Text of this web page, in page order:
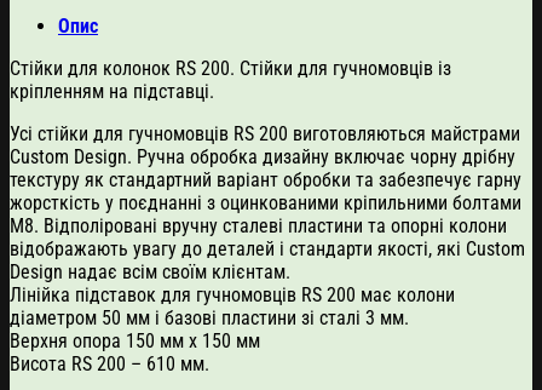
Опис
Стійки для колонок RS 200. Стійки для гучномовців із
кріпленням на підставці.
Усі стійки для гучномовців RS 200 виготовляються майстрами
Custom Design. Ручна обробка дизайну включає чорну дрібну
текстуру як стандартний варіант обробки та забезпечує гарну
жорсткість у поєднанні з оцинкованими кріпильними болтами
M8. Відполіровані вручну сталеві пластини та опорні колони
відображають увагу до деталей і стандарти якості, які Custom
Design надає всім своїм клієнтам.
Лінійка підставок для гучномовців RS 200 має колони
діаметром 50 мм і базові пластини зі сталі 3 мм.
Верхня опора 150 мм x 150 мм
Висота RS 200 – 610 мм.